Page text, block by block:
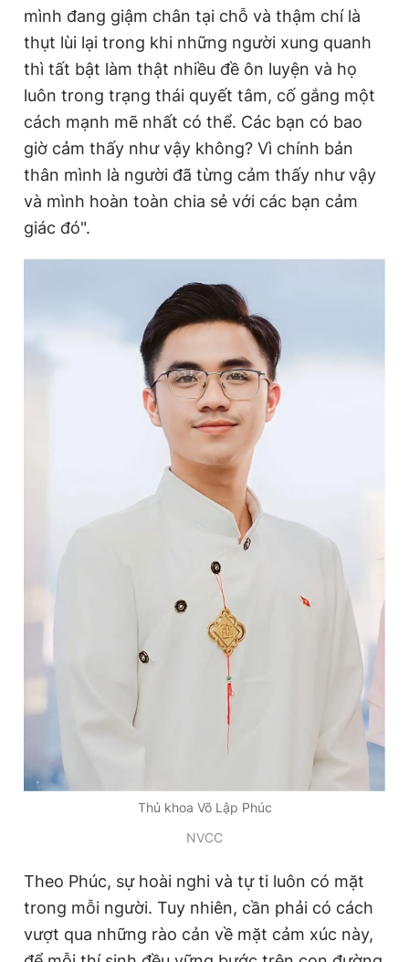
t
T
i
m
e
n
mình đang giậm chân tại chỗ và thậm chí là
thụt lùi lại trong khi những người xung quanh
thì tất bật làm thật nhiều đề ôn luyện và họ
luôn trong trạng thái quyết tâm, cố gắng một
cách mạnh mẽ nhất có thể. Các bạn có bao
giờ cảm thấy như vậy không? Vì chính bản
thân mình là người đã từng cảm thấy như vậy
và mình hoàn toàn chia sẻ với các bạn cảm
giác đó".
Thủ khoa Võ Lập Phúc
NVCC
Theo Phúc, sự hoài nghi và tự ti luôn có mặt
trong mỗi người. Tuy nhiên, cần phải có cách
vượt qua những rào cản về mặt cảm xúc này,